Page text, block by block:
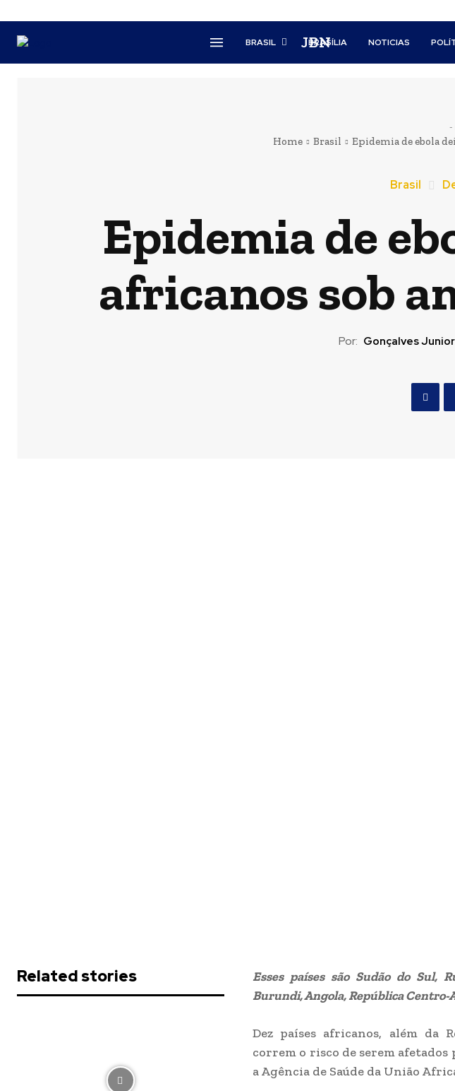
JBN
BRASIL BRASÍLIA NOTICIAS
-
Home Brasil Epidemia de ebola
Brasil
Epidemia de
africanos sob
Por: Gonçalves Junior
Related stories
Esses países são Sudão do Sul,
Burundi, Angola, República Centro-
Dez países africanos, além da
correm o risco de serem afetados
a Agência de Saúde da União